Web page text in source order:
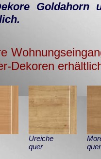
Goldahorn
Dekoren
Ureiche
quer
quer